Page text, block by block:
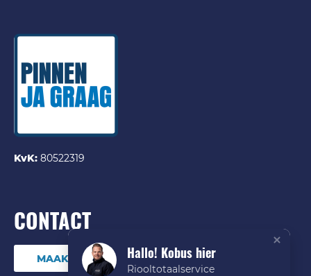
KvK: 80522319
CONTACT
MAAK DIRECT EEN ONLINE AFSPRAAK
Hallo! Kobus hier
Riooltotaalservice